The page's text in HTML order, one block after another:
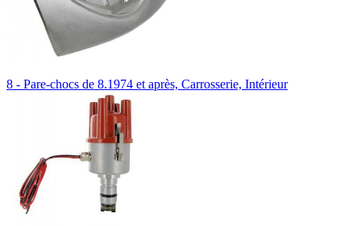
8 - Pare-chocs de 8.1974 et après, Carrosserie, Intérieur